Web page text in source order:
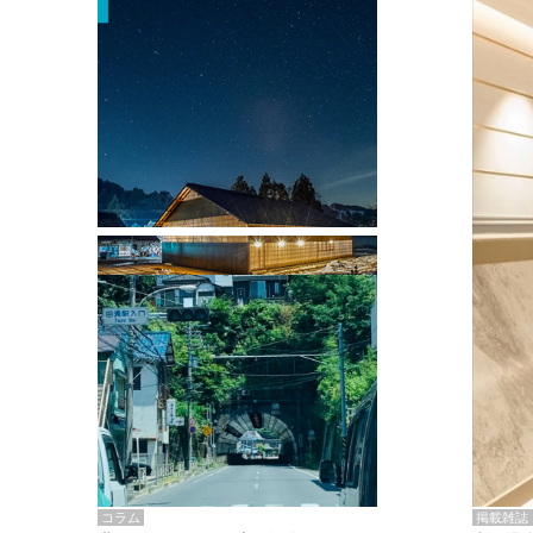
掲載雑誌
掲載雑誌・書籍
『街歩き研修「アールデコとモダニズ
ム、和風バロック」』のレポート記事が
掲載
コラム